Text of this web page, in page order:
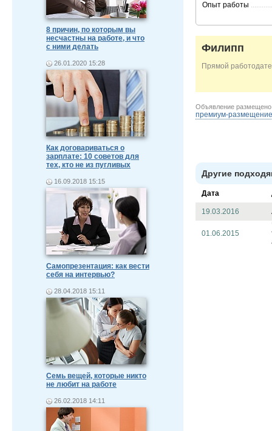
8 причин, по которым вы
несчастны на работе, и что
с ними делать
26.01.2020 15:28
Как договариваться о
зарплате: 10 советов для
тех, кто не из пугливых
16.09.2018 15:15
Самопрезентация: как вести
себя на интервью?
28.04.2018 15:11
Семь вещей, которые никто
не любит на работе
26.02.2018 14:11
Опыт работы
Филипп
Прямой
Объявление
премиум-размещение
Другие
Дата
19.03.2016
01.06.2015